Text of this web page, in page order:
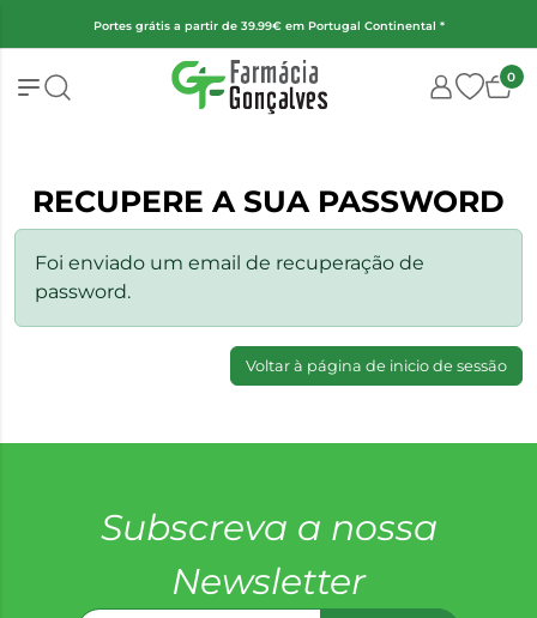
Portes grátis a partir de 39.99€ em Portugal Continental *
0
RECUPERE A SUA PASSWORD
Foi enviado um email de recuperação de
password.
Voltar à página de inicio de sessão
Subscreva a nossa
Newsletter